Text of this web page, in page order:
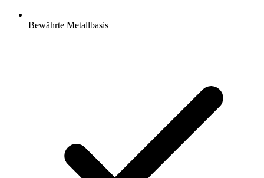
Bewährte Metallbasis